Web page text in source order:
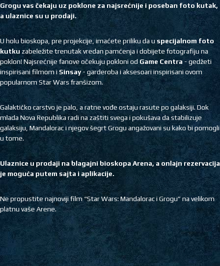
Grogu vas čekaju uz poklone za najsrećnije i poseban foto kutak,
a ulaznice su u prodaji.
U holu bioskopa, pre projekcije, imaćete priliku da u specijalnom foto
kutku zabeležite trenutak vredan pamćenja i dobijete fotografiju na
poklon! Najsrećnije fanove očekuju pokloni od Game Centra - gedžeti
inspirisani filmom iSinsay- garderoba i aksesoari inspirisani ovom
popularnom Star Wars franšizom.
Galaktičko carstvo je palo, a ratne vođe ostaju rasute po galaksiji. Dok
mlada Nova Republika radi na zaštiti svega i pokušava da stabilizuje
galaksiju, Mandalorac i njegov šegrt Grogu angažovani su kako bi pomogli
u tome.
Ulaznice u prodaji na blagajni bioskopa Arena, a onlajn rezervacija
je moguća putem sajta i aplikacije.
Ne propustite najnoviji film “Star Wars: Mandalorac i Grogu” na velikom
platnu vaše Arene.